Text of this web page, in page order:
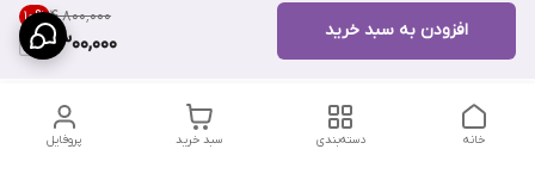
۴٬۸۰۰٬۰۰۰ 10%
4,300,000
افزودن به سبد خرید
پروفایل سبد خرید دسته‌بندی خانه